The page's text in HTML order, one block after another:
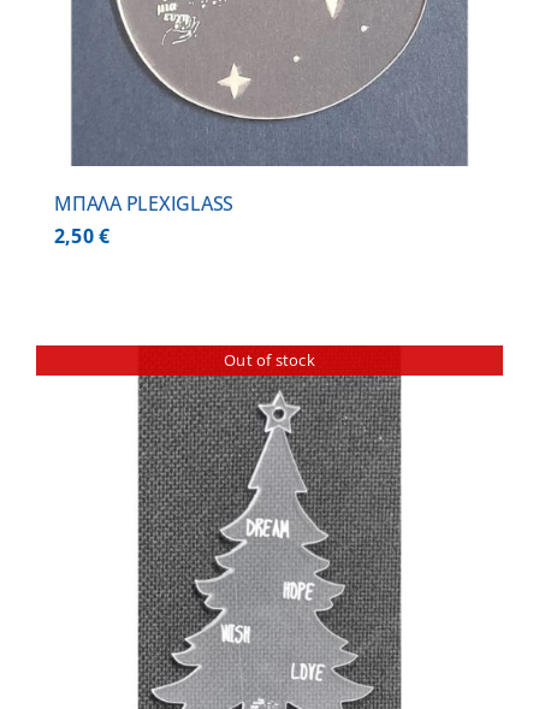
ΜΠΑΛΑ PLEXIGLASS
2,50€
Out of stock